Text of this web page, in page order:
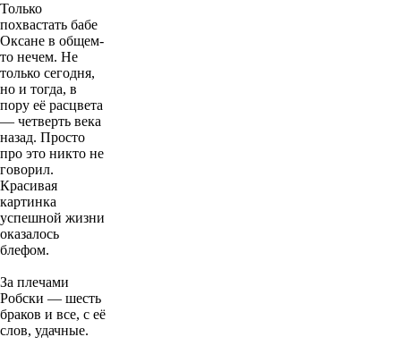
Только
похвастать бабе
Оксане в общем-
то нечем. Не
только сегодня,
но и тогда, в
пору её расцвета
— четверть века
назад. Просто
про это никто не
говорил.
Красивая
картинка
успешной жизни
оказалось
блефом.
За плечами
Робски — шесть
браков и все, с её
слов, удачные.